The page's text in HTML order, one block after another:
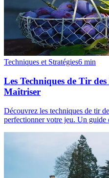
Techniques et Stratégies6 min
Les Techniques de Tir
Maîtriser
Découvrez les techniques de tir
perfectionner votre jeu. Un guide